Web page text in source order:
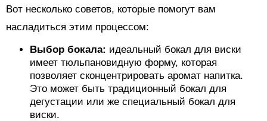
Вот несколько советов, которые помогут вам
насладиться этим процессом:
Выбор бокала: идеальный бокал для виски
имеет тюльпановидную форму, которая
позволяет сконцентрировать аромат напитка.
Это может быть традиционный бокал для
дегустации или же специальный бокал для
виски.